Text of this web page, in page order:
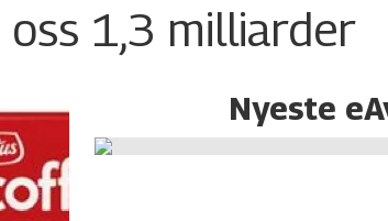
1,3 milliarder
Nyeste